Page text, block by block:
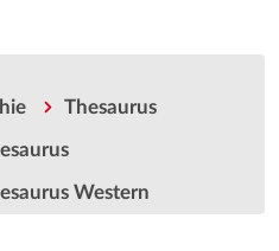
Thesaurus
Western